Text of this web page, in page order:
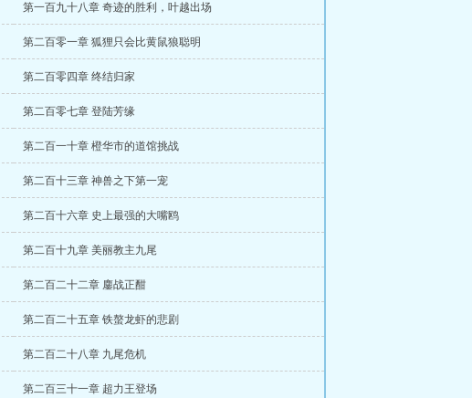
第一百九十八章 奇迹的胜利，叶越出场
第二百零一章 狐狸只会比黄鼠狼聪明
第二百零四章 终结归家
第二百零七章 登陆芳缘
第二百一十章 橙华市的道馆挑战
第二百十三章 神兽之下第一宠
第二百十六章 史上最强的大嘴鸥
第二百十九章 美丽教主九尾
第二百二十二章 鏖战正酣
第二百二十五章 铁螯龙虾的悲剧
第二百二十八章 九尾危机
第二百三十一章 超力王登场